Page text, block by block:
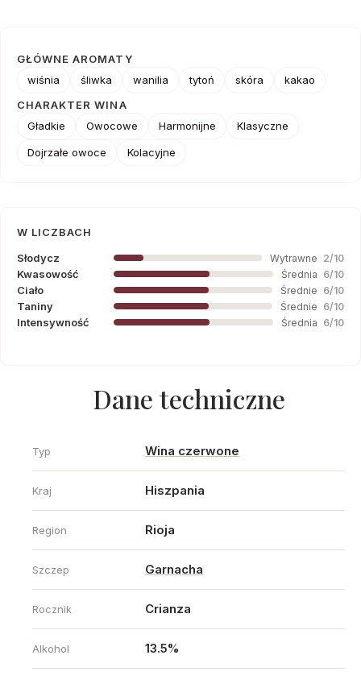
W LICZBACH
Słodycz
Wytrawne 2/10
Kwasowość Średnia 6/10
Ciało Średnie 6/10
Taniny Średnie 6/10
Intensywność Średnia 6/10
GŁÓWNE AROMATY
wiśnia
śliwka wanilia tytoń skóra
kakao
CHARAKTER WINA
Gładkie
Owocowe Harmonijne Klasyczne
Dojrzałe owoce Kolacyjne
Dane techniczne
Typ Wina czerwone
Kraj Hiszpania
Region Rioja
Szczep Garnacha
Rocznik Crianza
Alkohol 13.5%